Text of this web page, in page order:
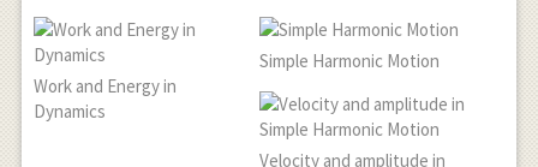
Work and Energy in
Dynamics
Simple Harmonic Motion
Velocity and amplitude in